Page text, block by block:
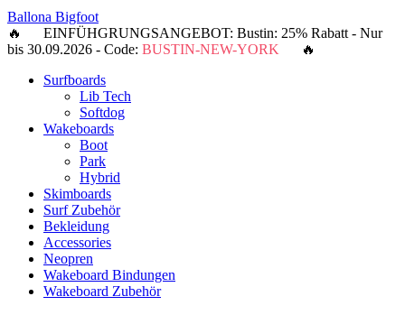
Ballona Bigfoot
🔥 EINFÜHGRUNGSANGEBOT: Bustin: 25% Rabatt - Nur
bis 30.09.2026 - Code: BUSTIN-NEW-YORK 🔥
Surfboards
Lib Tech
Softdog
Wakeboards
Boot
Park
Hybrid
Skimboards
Surf Zubehör
Bekleidung
Accessories
Neopren
Wakeboard Bindungen
Wakeboard Zubehör